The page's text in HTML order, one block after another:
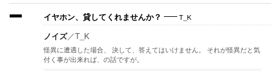
イヤホン、貸してくれませんか？ T_K
ノイズ／T_K
怪異に遭遇した場合、 決して、答えてはいけません。 それが怪異だと気
付く事が出来れば、の話ですが。